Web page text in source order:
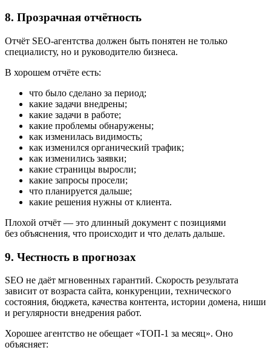
8. Прозрачная отчётность
Отчёт SEO-агентства должен быть понятен не только
специалисту, но и руководителю бизнеса.
В хорошем отчёте есть:
что было сделано за период;
какие задачи внедрены;
какие задачи в работе;
какие проблемы обнаружены;
как изменилась видимость;
как изменился органический трафик;
как изменились заявки;
какие страницы выросли;
какие запросы просели;
что планируется дальше;
какие решения нужны от клиента.
Плохой отчёт — это длинный документ с позициями
без объяснения, что происходит и что делать дальше.
9. Честность в прогнозах
SEO не даёт мгновенных гарантий. Скорость результата
зависит от возраста сайта, конкуренции, технического
состояния, бюджета, качества контента, истории домена, ниши
и регулярности внедрения работ.
Хорошее агентство не обещает «ТОП-1 за месяц». Оно
объясняет: